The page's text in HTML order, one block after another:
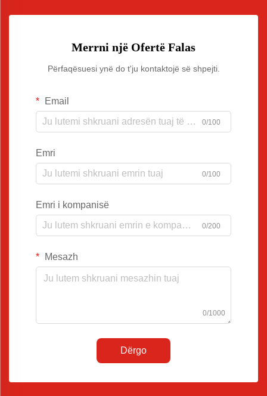
Merrni një Ofertë Falas
Përfaqësuesi ynë do t'ju kontaktojë së shpejti.
Email
0/100
Emri
0/100
Emri i kompanisë
0/200
Mesazh
0/1000
Dërgo